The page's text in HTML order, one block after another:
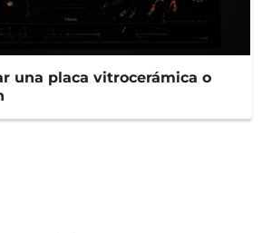
una placa vitrocerámica o